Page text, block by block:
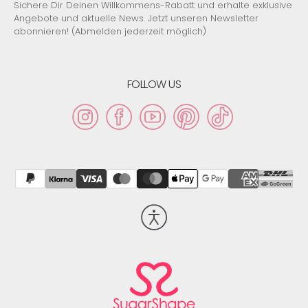
Größe zu ermitteln.
Sichere Dir Deinen Willkommens-Rabatt und erhalte exklusive
Angebote und aktuelle News. Jetzt unseren Newsletter
abonnieren! (Abmelden jederzeit möglich)
FOLLOW US
InstagramFacebookYouTubePinterestTikTok